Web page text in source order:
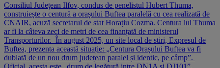
Consiliul Județean Ilfov, condus de penelistul Hubert Thuma,
construiește o centură a orașului Buftea paralelă cu cea realizată de
CNAIR, acuză secretarul de stat Horațiu Cozma. Centura lui Thuma
ar fi la câteva zeci de metri de cea finanțată de ministerul
Transporturilor. În august 2025, un site local de stiri, Expresul de
Buftea, prezenta această situație: „Centura Orașului Buftea va fi
dublată de un nou drum județean paralel și identic, pe câmp”.
Oficial, acesta este „drum de legătură intre DN1A și DJ101”.